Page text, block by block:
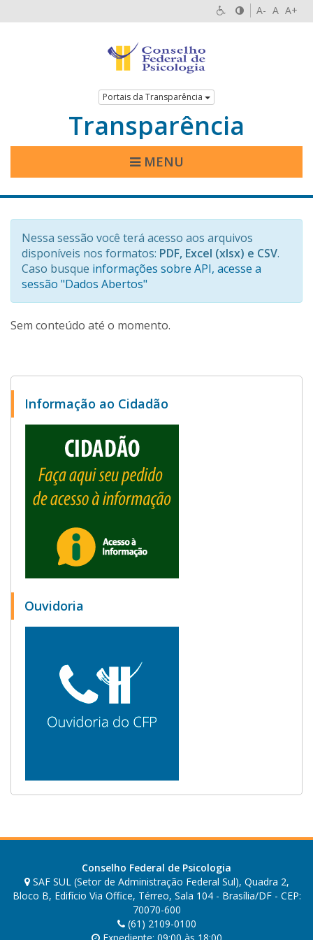
A- A A+
Portais da Transparência
Transparência
MENU
Nessa sessão você terá acesso aos arquivos
disponíveis nos formatos: PDF, Excel (xlsx) e CSV.
Caso busque informações sobre API, acesse a
sessão "Dados Abertos"
Sem conteúdo até o momento.
Informação ao Cidadão
Ouvidoria
Conselho Federal de Psicologia
SAF SUL (Setor de Administração Federal Sul), Quadra 2,
Bloco B, Edifício Via Office, Térreo, Sala 104 - Brasília/DF - CEP:
70070-600
(61) 2109-0100